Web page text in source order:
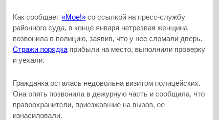
Как сообщает«Мое!» со ссылкой на пресс-службу
районного суда, в конце января нетрезвая женщина
позвонила в полицию, заявив, что у нее сломали дверь.
Стражи порядка прибыли на место, выполнили проверку
и уехали.
Гражданка осталась недовольна визитом полицейских.
Она опять позвонила в дежурную часть и сообщила, что
правоохранители, приезжавшие на вызов, ее
изнасиловали.